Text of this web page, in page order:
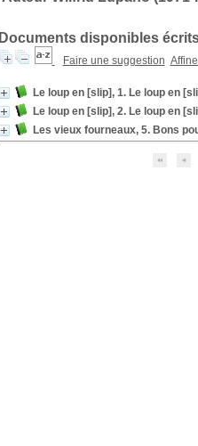
Documents disponibles
Faire une suggestion
Le loup en [slip], 1. Le loup en
Le loup en [slip], 2. Le loup en
Les vieux fourneaux, 5. Bons